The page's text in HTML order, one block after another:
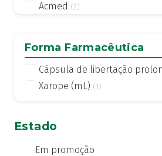
Acmed (2)
Activsil (2)
Actreen (1)
Actronadol (1)
ADA care
Forma Farmacêutica
Cápsula de libertação
Xarope (mL) (1)
Estado
Em promoção